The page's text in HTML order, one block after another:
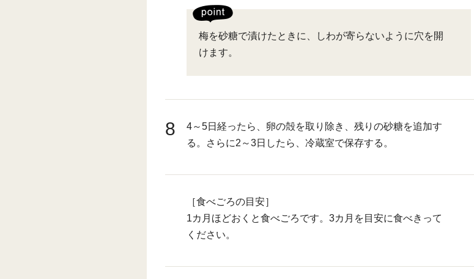
梅を砂糖で漬けたときに、しわが寄らないように穴を開
けます。
8
4～5日経ったら、卵の殻を取り除き、残りの砂糖を追加す
る。さらに2～3日したら、冷蔵室で保存する。
［食べごろの目安］
1カ月ほどおくと食べごろです。3カ月を目安に食べきって
ください。